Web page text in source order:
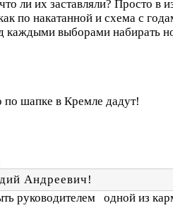
ли их заставляли? Просто в
по накатанной и схема с
каждыми выборами набирать
по шапке в Кремле дадут!
Андреевич!
руководителем одной из